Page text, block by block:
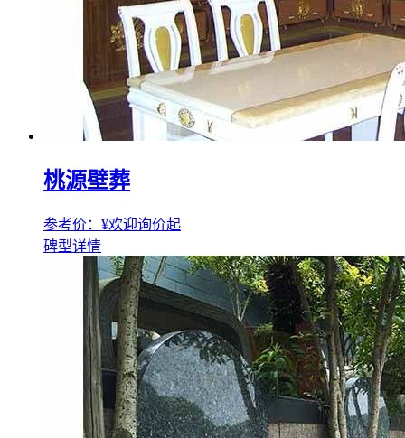
桃源壁葬
参考价：¥欢迎询价起
碑型详情